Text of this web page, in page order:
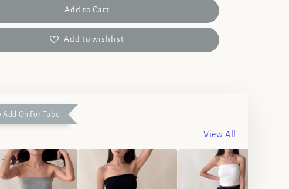
Add to Cart
Add to wishlist
Add On For Tube
View All